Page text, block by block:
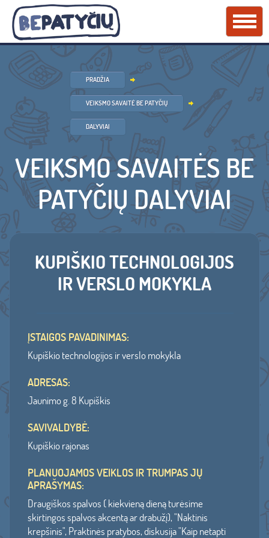
PRADŽIA
VEIKSMO SAVAITĖ BE PATYČIŲ
DALYVIAI
VEIKSMO SAVAITĖS BE
PATYČIŲ DALYVIAI
KUPIŠKIO TECHNOLOGIJOS
IR VERSLO MOKYKLA
ĮSTAIGOS PAVADINIMAS:
Kupiškio technologijos ir verslo mokykla
ADRESAS:
Jaunimo g. 8 Kupiškis
SAVIVALDYBĖ:
Kupiškio rajonas
PLANUOJAMOS VEIKLOS IR TRUMPAS JŲ
APRAŠYMAS:
Draugiškos spalvos ( kiekvieną dieną turėsime
skirtingos spalvos akcentą ar drabužį), "Naktinis
krepšinis", Praktinės pratybos, diskusija "Kaip netapti